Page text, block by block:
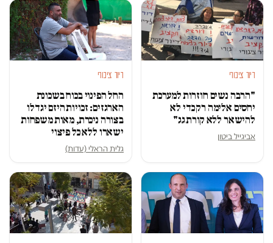
דיור ציבורי
"הרבה נשים חוזרות למערכת
יחסים אלימה רק כדי לא
להישאר ללא קורת גג"
אביגייל ביטון
דיור ציבורי
החל הפינוי בכוח בשכונת
הארגזים: זכויות היזם יגדלו
בצורה ניכרת, מאות משפחות
ישארו ללא כל פיצוי
גלית הראלי (עדות)